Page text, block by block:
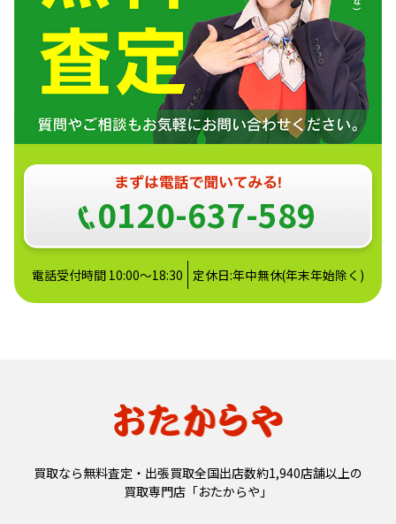
0120-637-589
電話受付時間 10:00～18:30 定休日:年中無休(年末年始除く)
買取なら無料査定・出張買取全国出店数約1,940店舗以上の
買取専門店「おたからや」